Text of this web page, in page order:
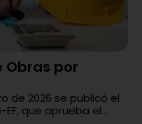
Obras por
de 2026 se publicó el
que aprueba el...